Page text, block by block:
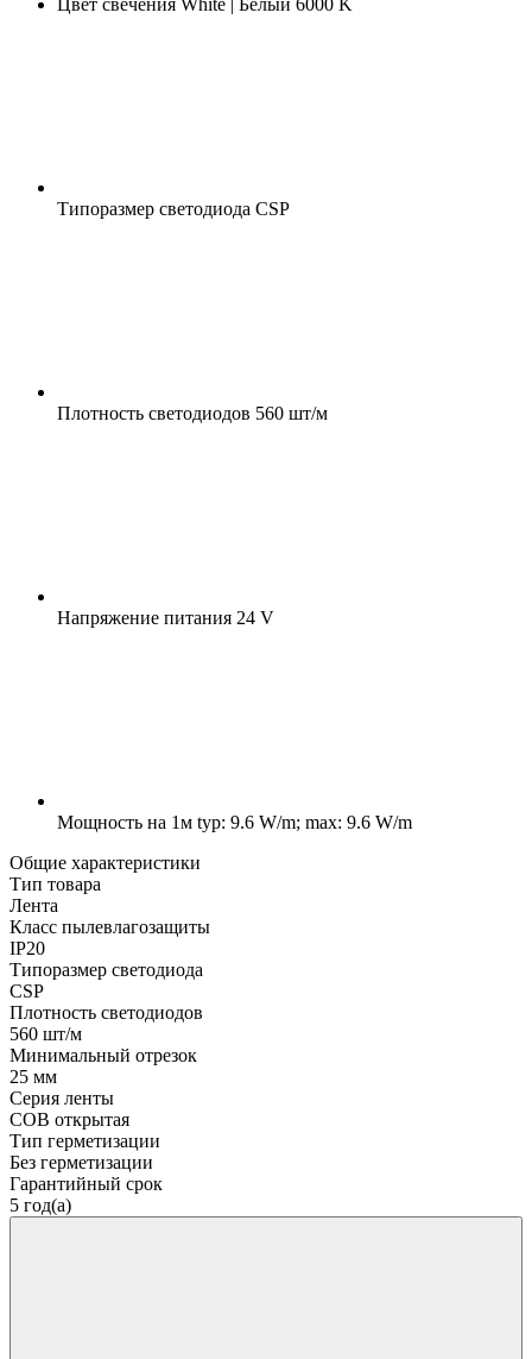
Типоразмер светодиода CSP
Плотность светодиодов 560 шт/м
Напряжение питания 24 V
Мощность на 1м typ: 9.6 W/m; max: 9.6 W/m
Общие характеристики
Тип товара
Лента
Класс пылевлагозащиты
IP20
Типоразмер светодиода
CSP
Плотность светодиодов
560 шт/м
Минимальный отрезок
25 мм
Серия ленты
COB открытая
Тип герметизации
Без герметизации
Гарантийный срок
5 год(а)